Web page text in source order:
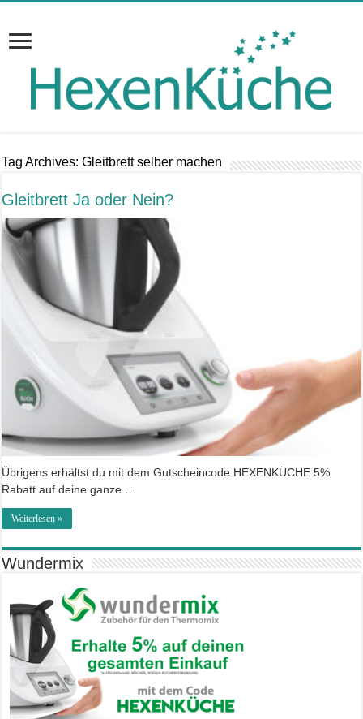
Tag Archives:Gleitbrett selber machen
Gleitbrett Ja oder Nein?
Übrigens erhältst du mit dem Gutscheincode HEXENKÜCHE 5%
Rabatt auf deine ganze …
Weiterlesen »
Wundermix